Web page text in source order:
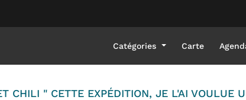
Catégories Carte
CHILI " CETTE EXPÉDITION, JE L'AI VOULUE